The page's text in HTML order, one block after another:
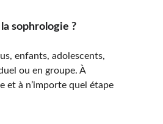
sophrologie ?
enfants, adolescents,
ou en groupe. À
et à n’importe quel étape